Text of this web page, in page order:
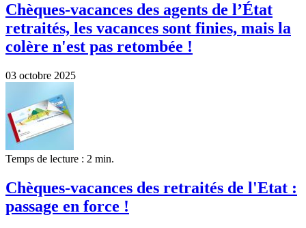
Chèques-vacances des agents de l’État
retraités, les vacances sont finies, mais la
colère n'est pas retombée !
03 octobre 2025
Temps de lecture : 2 min.
Chèques-vacances des retraités de l'Etat :
passage en force !